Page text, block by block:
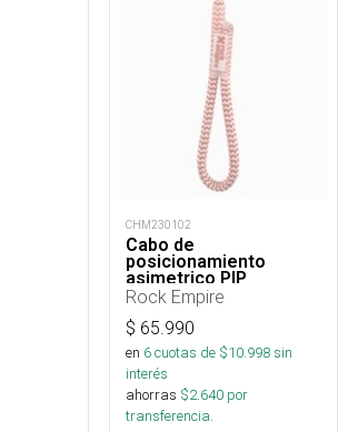
CHM230102
Cabo de
posicionamiento
asimetrico PIP
regulable 15 a 85 cm
Rock Empire
$ 65.990
en 6cuotas de $10.998sin
interés
ahorras $2.640 por
transferencia.